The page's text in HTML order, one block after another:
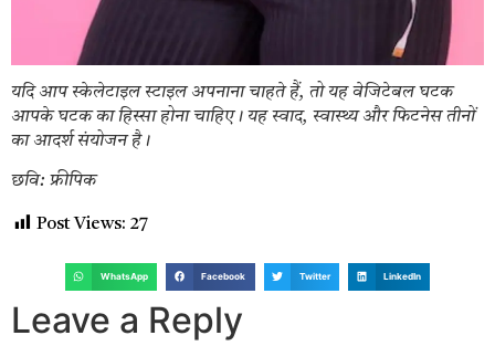
यदि आप स्केलेटाइल स्टाइल अपनाना चाहते हैं, तो यह वेजिटेबल घटक
आपके घटक का हिस्सा होना चाहिए। यह स्वाद, स्वास्थ्य और फिटनेस तीनों
का आदर्श संयोजन है।
छवि: फ्रीपिक
Post Views: 27
WhatsApp Facebook Twitter LinkedIn
Leave a Reply